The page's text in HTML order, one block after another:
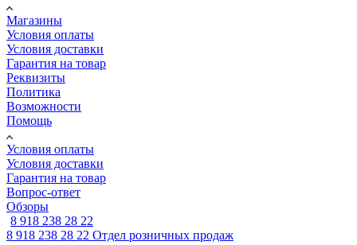
Магазины
Условия оплаты
Условия доставки
Гарантия на товар
Реквизиты
Политика
Возможности
Помощь
Условия оплаты
Условия доставки
Гарантия на товар
Вопрос-ответ
Обзоры
8 918 238 28 22
8 918 238 28 22 Отдел розничных продаж